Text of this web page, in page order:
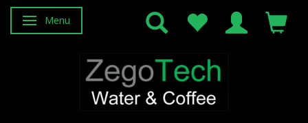
Basculer la navigation
Menu